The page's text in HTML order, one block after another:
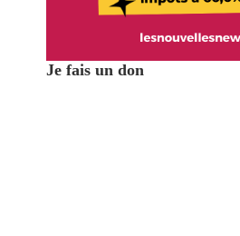
Je fais un don